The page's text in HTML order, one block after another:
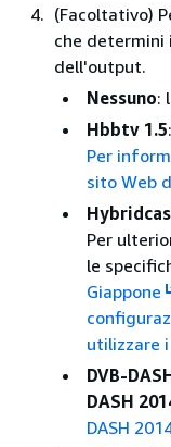
(Facoltativo)
che
dell'output.
Nessuno:
Hbbtv 1.5
Per
sito Web
Per
le
Giappone
utilizzare
DVB-
DASH
DASH